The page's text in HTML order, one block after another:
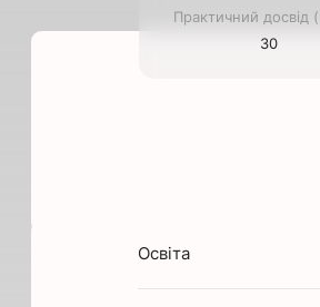
Практичний досвід
30
Освіта